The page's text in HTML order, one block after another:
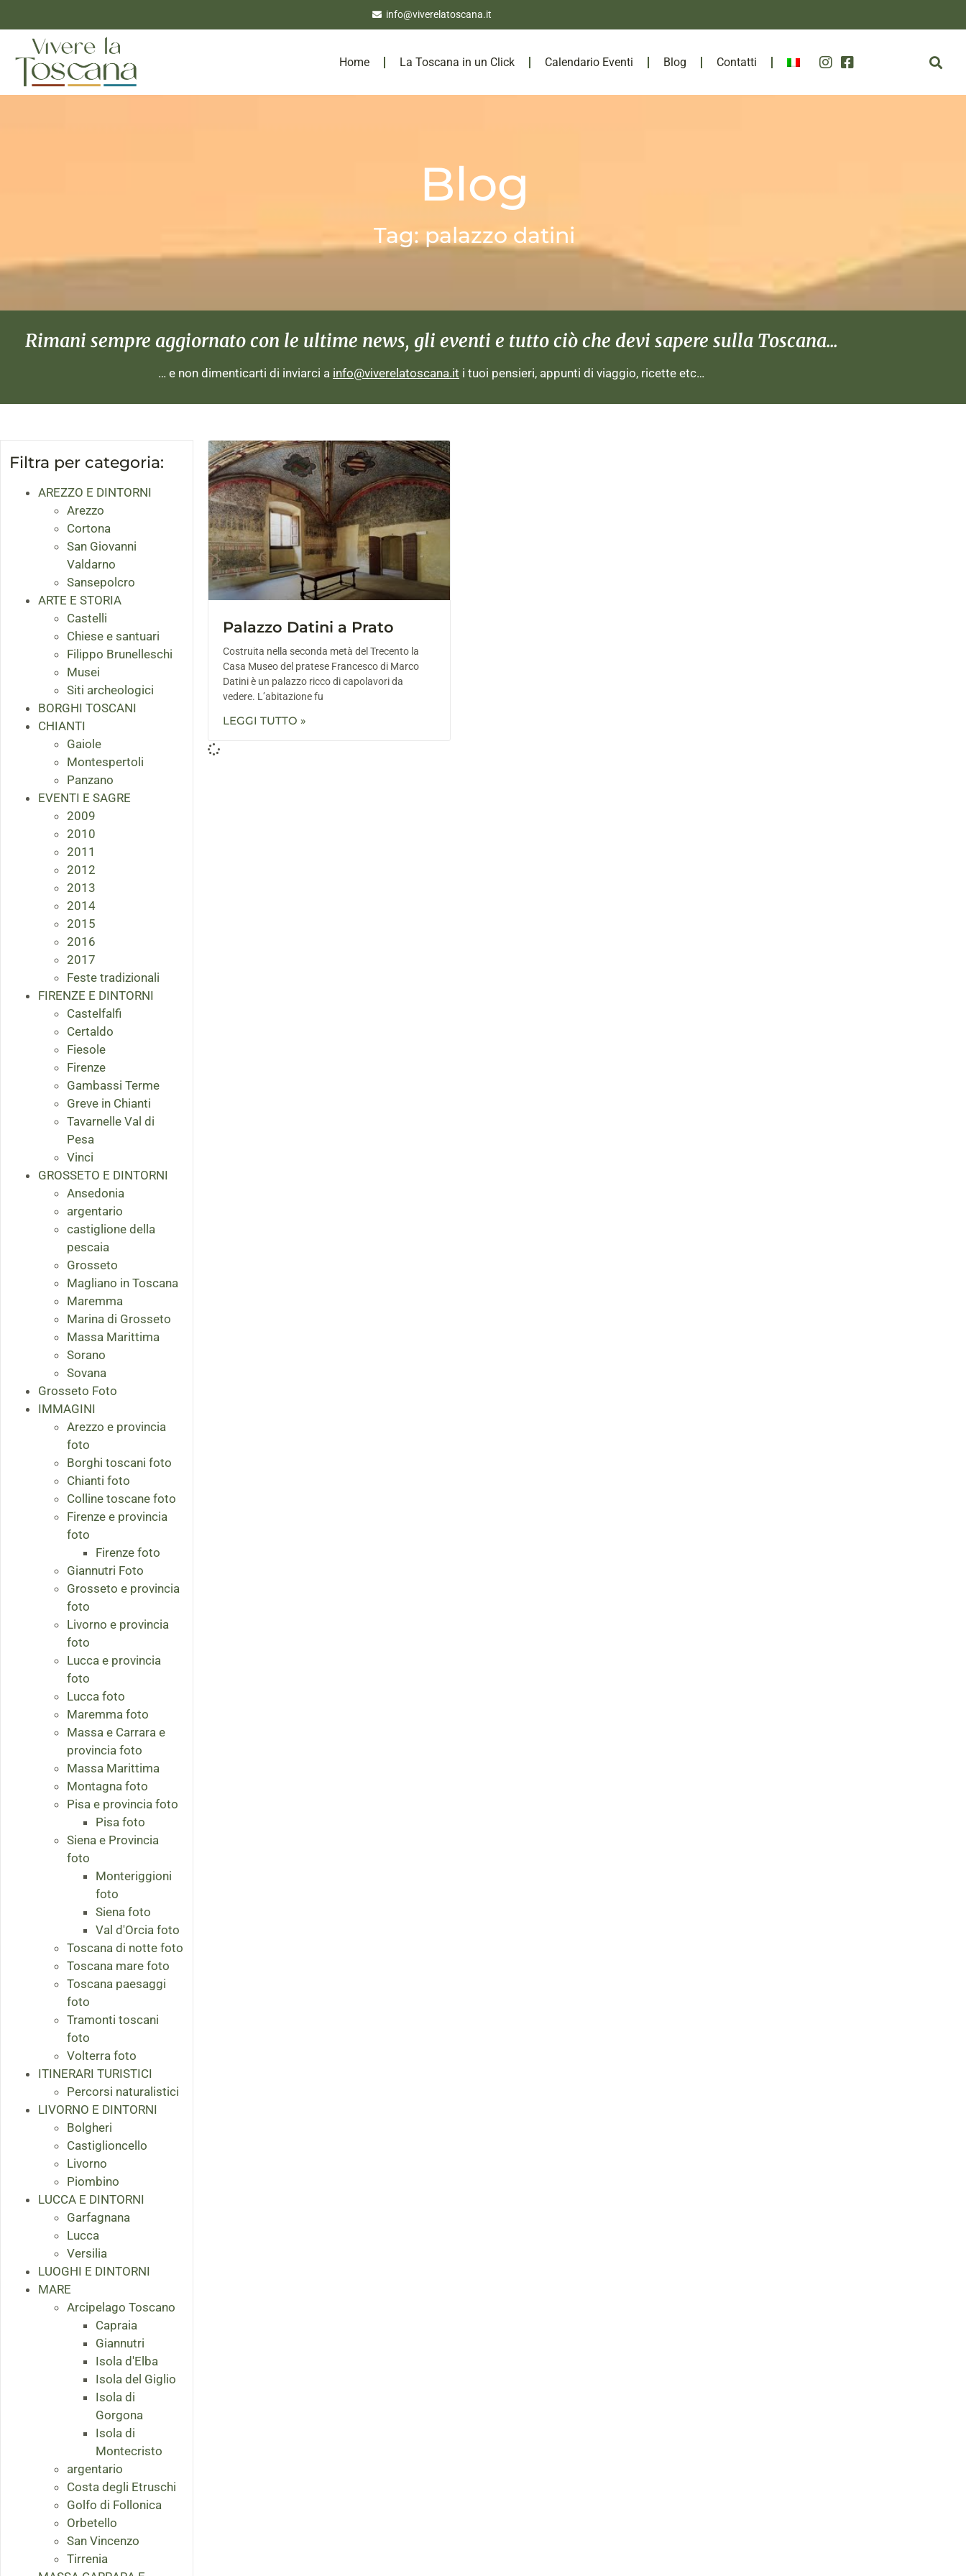
info@viverelatoscana.it
Home La Toscana in un Click Calendario Eventi Blog Contatti
Blog
Tag: palazzo datini
Rimani sempre aggiornato con le ultime news, gli eventi e tutto ciò che devi sapere sulla Toscana...
… e non dimenticarti di inviarci a info@viverelatoscana.it i tuoi pensieri, appunti di viaggio, ricette etc…
Filtra per categoria:
AREZZO E DINTORNI
Arezzo
Cortona
San Giovanni
Valdarno
Sansepolcro
ARTE E STORIA
Castelli
Chiese e santuari
Filippo Brunelleschi
Musei
Siti archeologici
BORGHI TOSCANI
CHIANTI
Gaiole
Montespertoli
Panzano
EVENTI E SAGRE
2009
2010
2011
2012
2013
2014
2015
2016
2017
Feste tradizionali
FIRENZE E DINTORNI
Castelfalfi
Certaldo
Fiesole
Firenze
Gambassi Terme
Greve in Chianti
Tavarnelle Val di
Pesa
Vinci
GROSSETO E DINTORNI
Ansedonia
argentario
castiglione della
pescaia
Grosseto
Magliano in Toscana
Maremma
Marina di Grosseto
Massa Marittima
Sorano
Sovana
Grosseto Foto
IMMAGINI
Arezzo e provincia
foto
Borghi toscani foto
Chianti foto
Colline toscane foto
Firenze e provincia
foto
Firenze foto
Giannutri Foto
Grosseto e provincia
foto
Livorno e provincia
foto
Lucca e provincia
foto
Lucca foto
Maremma foto
Massa e Carrara e
provincia foto
Massa Marittima
Montagna foto
Pisa e provincia foto
Pisa foto
Siena e Provincia
foto
Monteriggioni
foto
Siena foto
Val d'Orcia foto
Toscana di notte foto
Toscana mare foto
Toscana paesaggi
foto
Tramonti toscani
foto
Volterra foto
ITINERARI TURISTICI
Percorsi naturalistici
LIVORNO E DINTORNI
Bolgheri
Castiglioncello
Livorno
Piombino
LUCCA E DINTORNI
Garfagnana
Lucca
Versilia
LUOGHI E DINTORNI
MARE
Arcipelago Toscano
Capraia
Giannutri
Isola d'Elba
Isola del Giglio
Isola di
Gorgona
Isola di
Montecristo
argentario
Costa degli Etruschi
Golfo di Follonica
Orbetello
San Vincenzo
Tirrenia
Palazzo Datini a Prato
Costruita nella seconda metà del Trecento la
Casa Museo del pratese Francesco di Marco
Datini è un palazzo ricco di capolavori da
vedere. L’abitazione fu
LEGGI TUTTO »